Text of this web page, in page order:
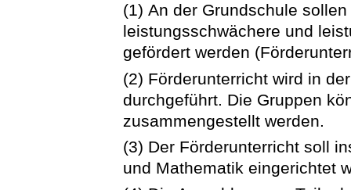
(1) An der Grundschule
leistungsschwächere und
gefördert werden
(2) Förderunterricht wird in
durchgeführt. Die Gruppen
zusammengestellt werden.
(3) Der Förderunterricht soll
und Mathematik eingerichtet